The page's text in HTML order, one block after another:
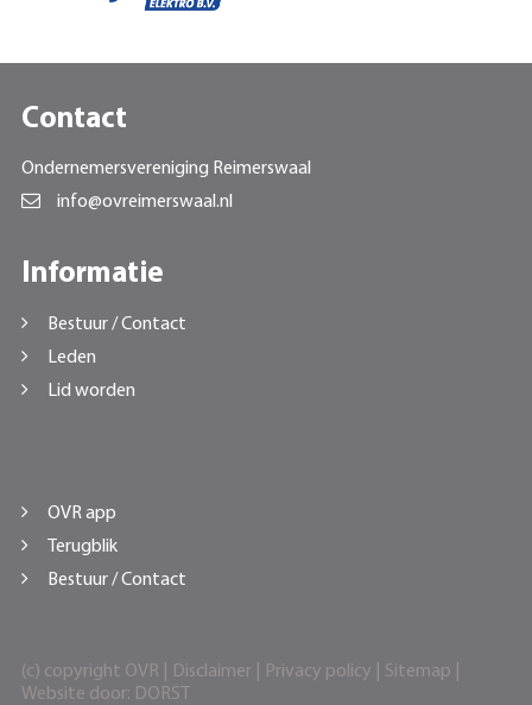
Contact
Ondernemersvereniging Reimerswaal
info@ovreimerswaal.nl
Informatie
Bestuur / Contact
Leden
Lid worden
OVR app
Terugblik
Bestuur / Contact
(c) copyright OVR | Disclaimer| Privacy policy Sitemap
Website door: DORST